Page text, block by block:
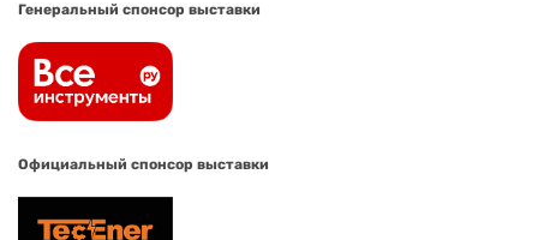
Генеральный спонсор выставки
Официальный спонсор выставки